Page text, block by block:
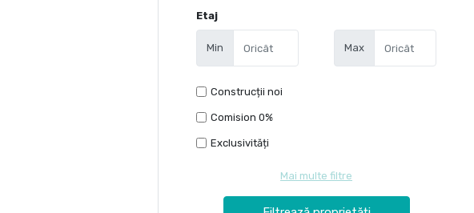
Etaj
Min Max
Construcții noi
Comision 0%
Exclusivități
Mai multe filtre